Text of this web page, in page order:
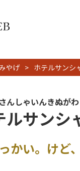
やげ ホテルサンシ
んしゃいんきぬがわ
ルサンシ
っかい。け